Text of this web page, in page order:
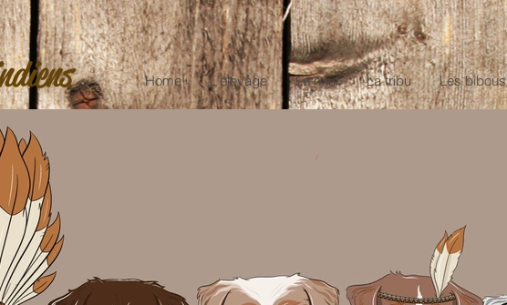
Home L'élevage Le mini La tribu Les bibous